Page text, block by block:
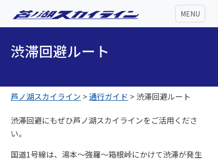
MENU
渋滞回避ルート
芦ノ湖スカイライン >通行ガイド > 渋滞回避ルート
渋滞回避にもぜひ芦ノ湖スカイラインをご活用くださ
い。
国道1号線は、湯本～強羅～箱根峠にかけて渋滞が発生